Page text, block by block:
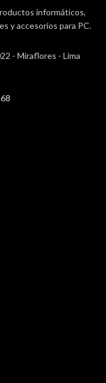
informáticos,
y accesorios para PC.
- Miraflores - Lima